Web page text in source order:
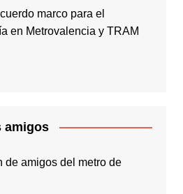
marco para el
en Metrovalencia y TRAM
amigos
de amigos del metro de